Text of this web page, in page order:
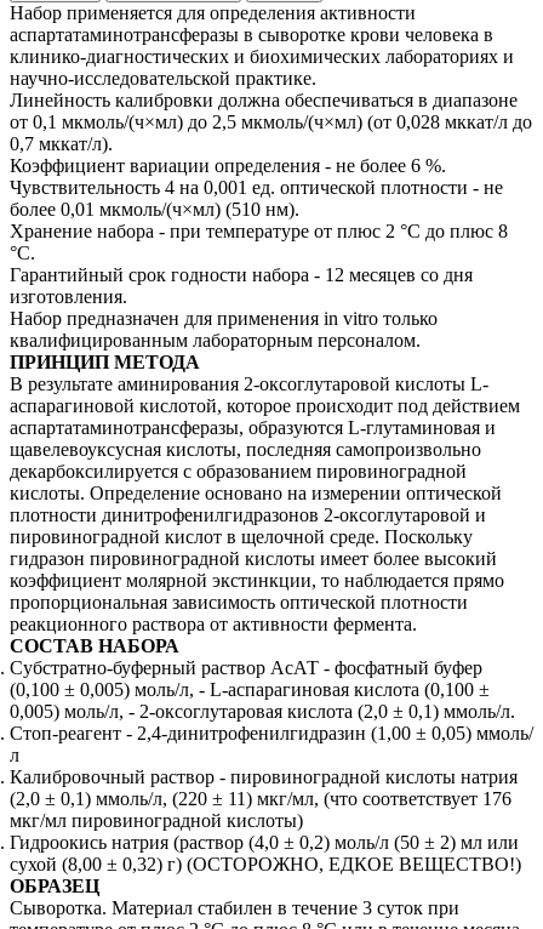
Набор применяется для определения активности
аспартатаминотрансферазы в сыворотке крови человека в
клинико-диагностических и биохимических лабораториях и
научно-исследовательской практике.
Линейность калибровки должна обеспечиваться в диапазоне
от 0,1 мкмоль/(ч×мл) до 2,5 мкмоль/(ч×мл) (от 0,028 мккат/л до
0,7 мккат/л).
Коэффициент вариации определения - не более 6 %.
Чувствительность 4 на 0,001 ед. оптической плотности - не
более 0,01 мкмоль/(ч×мл) (510 нм).
Хранение набора - при температуре от плюс 2 °С до плюс 8
°С.
Гарантийный срок годности набора - 12 месяцев со дня
изготовления.
Набор предназначен для применения in vitro только
квалифицированным лабораторным персоналом.
ПРИНЦИП МЕТОДА
В результате аминирования 2-оксоглутаровой кислоты L-
аспарагиновой кислотой, которое происходит под действием
аспартатаминотрансферазы, образуются L-глутаминовая и
щавелевоуксусная кислоты, последняя самопроизвольно
декарбоксилируется с образованием пировиноградной
кислоты. Определение основано на измерении оптической
плотности динитрофенилгидразонов 2-оксоглутаровой и
пировиноградной кислот в щелочной среде. Поскольку
гидразон пировиноградной кислоты имеет более высокий
коэффициент молярной экстинкции, то наблюдается прямо
пропорциональная зависимость оптической плотности
реакционного раствора от активности фермента.
СОСТАВ НАБОРА
Субстратно-буферный раствор АсАТ - фосфатный буфер
(0,100 ± 0,005) моль/л, - L-аспарагиновая кислота (0,100 ±
0,005) моль/л, - 2-оксоглутаровая кислота (2,0 ± 0,1) ммоль/л.
Стоп-реагент - 2,4-динитрофенилгидразин (1,00 ± 0,05) ммоль/
л
Калибровочный раствор - пировиноградной кислоты натрия
(2,0 ± 0,1) ммоль/л, (220 ± 11) мкг/мл, (что соответствует 176
мкг/мл пировиноградной кислоты)
Гидроокись натрия (раствор (4,0 ± 0,2) моль/л (50 ± 2) мл или
сухой (8,00 ± 0,32) г) (ОСТОРОЖНО, ЕДКОЕ ВЕЩЕСТВО!)
ОБРАЗЕЦ
Сыворотка. Материал стабилен в течение 3 суток при